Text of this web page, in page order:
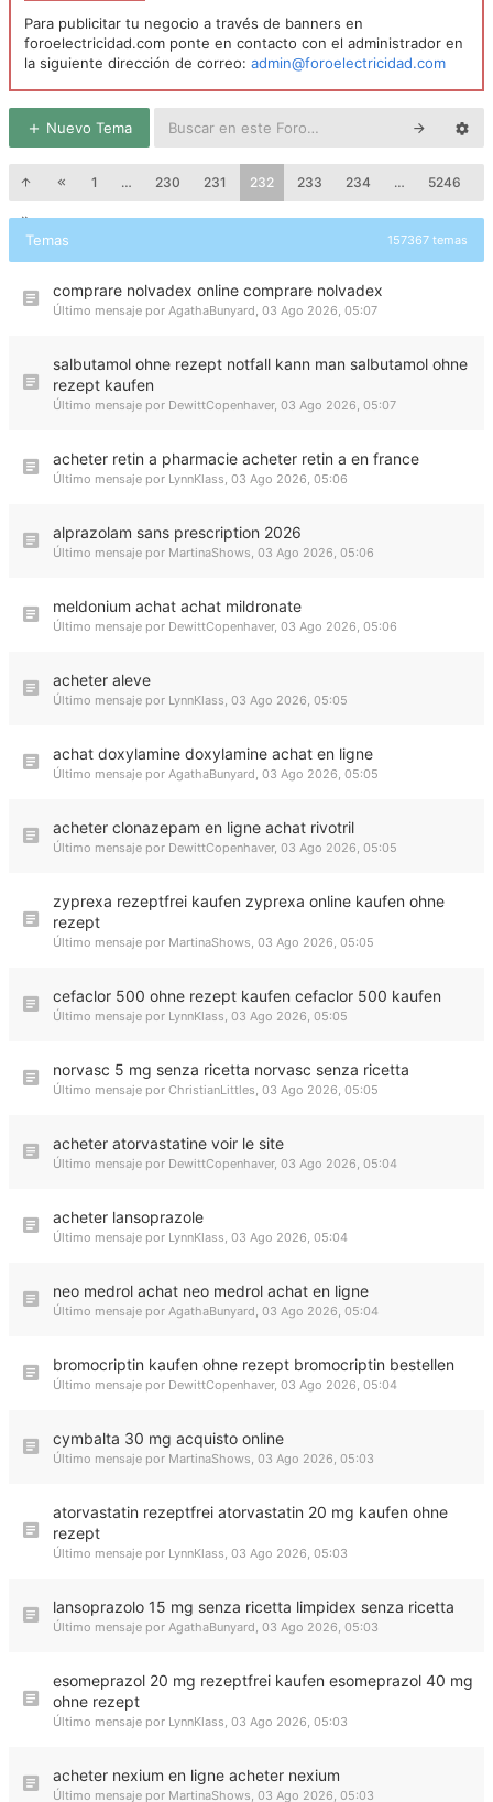
Para publicitar tu negocio a través de banners en
foroelectricidad.com ponte en contacto con el administrador en
la siguiente dirección de correo: admin@foroelectricidad.com
Nuevo Tema
1 … 230 231 232 233 234 … 5246
Temas 157367 temas
comprare nolvadex online comprare nolvadex
Último mensaje por AgathaBunyard, 03 Ago 2026, 05:07
salbutamol ohne rezept notfall kann man salbutamol ohne
rezept kaufen
Último mensaje por DewittCopenhaver, 03 Ago 2026, 05:07
acheter retin a pharmacie acheter retin a en france
Último mensaje por LynnKlass, 03 Ago 2026, 05:06
alprazolam sans prescription 2026
Último mensaje por MartinaShows, 03 Ago 2026, 05:06
meldonium achat achat mildronate
Último mensaje por DewittCopenhaver, 03 Ago 2026, 05:06
acheter aleve
Último mensaje por LynnKlass, 03 Ago 2026, 05:05
achat doxylamine doxylamine achat en ligne
Último mensaje por AgathaBunyard, 03 Ago 2026, 05:05
acheter clonazepam en ligne achat rivotril
Último mensaje por DewittCopenhaver, 03 Ago 2026, 05:05
zyprexa rezeptfrei kaufen zyprexa online kaufen ohne
rezept
Último mensaje por MartinaShows, 03 Ago 2026, 05:05
cefaclor 500 ohne rezept kaufen cefaclor 500 kaufen
Último mensaje por LynnKlass, 03 Ago 2026, 05:05
norvasc 5 mg senza ricetta norvasc senza ricetta
Último mensaje por ChristianLittles, 03 Ago 2026, 05:05
acheter atorvastatine voir le site
Último mensaje por DewittCopenhaver, 03 Ago 2026, 05:04
acheter lansoprazole
Último mensaje por LynnKlass, 03 Ago 2026, 05:04
neo medrol achat neo medrol achat en ligne
Último mensaje por AgathaBunyard, 03 Ago 2026, 05:04
bromocriptin kaufen ohne rezept bromocriptin bestellen
Último mensaje por DewittCopenhaver, 03 Ago 2026, 05:04
cymbalta 30 mg acquisto online
Último mensaje por MartinaShows, 03 Ago 2026, 05:03
atorvastatin rezeptfrei atorvastatin 20 mg kaufen ohne
rezept
Último mensaje por LynnKlass, 03 Ago 2026, 05:03
lansoprazolo 15 mg senza ricetta limpidex senza ricetta
Último mensaje por AgathaBunyard, 03 Ago 2026, 05:03
esomeprazol 20 mg rezeptfrei kaufen esomeprazol 40 mg
ohne rezept
Último mensaje por LynnKlass, 03 Ago 2026, 05:03
acheter nexium en ligne acheter nexium
Último mensaje por MartinaShows, 03 Ago 2026, 05:03